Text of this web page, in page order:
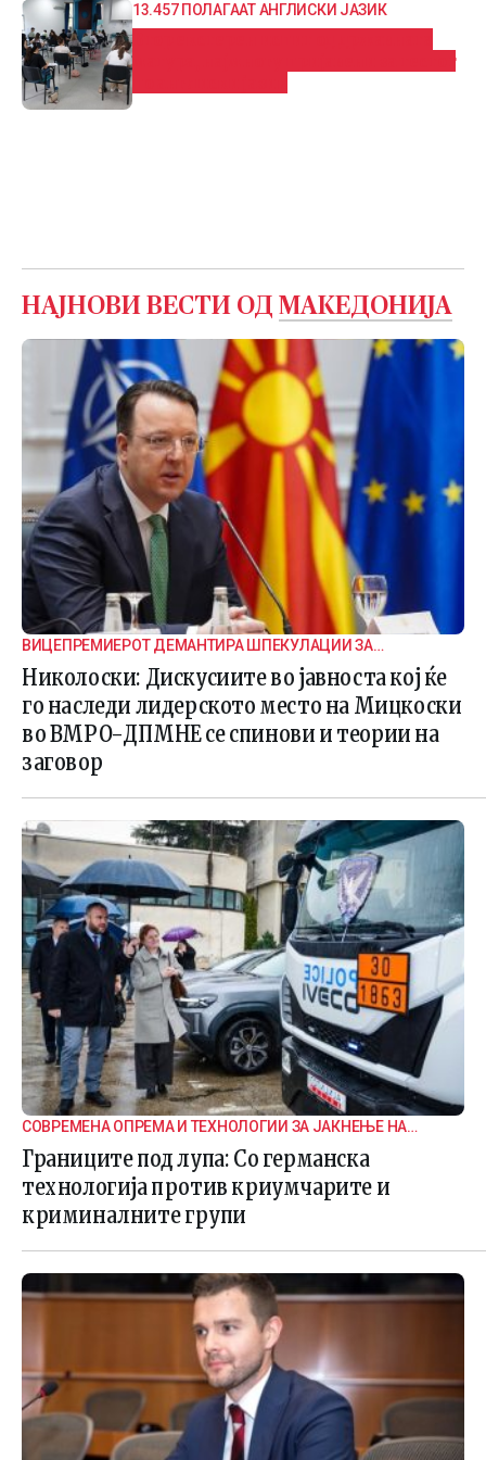
13.457 ПОЛАГААТ АНГЛИСКИ ЈАЗИК
матура, најмногу пријавени за тестот
НАЈНОВИ ВЕСТИ ОД МАКЕДОНИЈА
ВИЦЕПРЕМИЕРОТ ДЕМАНТИРА ШПЕКУЛАЦИИ ЗА
ВНАТРЕПАРТИСКИ ПОДЕЛБИ
Николоски: Дискусиите во јавноста кој ќе
го наследи лидерското место на Мицкоски
во ВМРО-ДПМНЕ се спинови и теории на
заговор
СОВРЕМЕНА ОПРЕМА И ТЕХНОЛОГИИ ЗА ЈАКНЕЊЕ НА
ГРАНИЧНАТА БЕЗБЕДНОСТ
Границите под лупа: Со германска
технологија против криумчарите и
криминалните групи